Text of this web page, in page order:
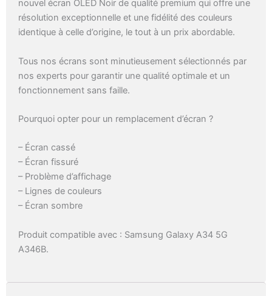
nouvel écran OLED Noir de qualité premium qui offre une
résolution exceptionnelle et une fidélité des couleurs
identique à celle d’origine, le tout à un prix abordable.
Tous nos écrans sont minutieusement sélectionnés par
nos experts pour garantir une qualité optimale et un
fonctionnement sans faille.
Pourquoi opter pour un remplacement d’écran ?
– Écran cassé
– Écran fissuré
– Problème d’affichage
– Lignes de couleurs
– Écran sombre
Produit compatible avec : Samsung Galaxy A34 5G
A346B.